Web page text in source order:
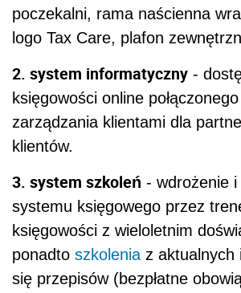
poczekalni, rama naścienna
logo Tax Care, plafon
2. system informatyczny -
księgowości online
zarządzania klientami dla
klientów.
3. system szkoleń - wdrożenie i
systemu księgowego przez
księgowości z wieloletnim
ponadto szkolenia z aktualnych
się przepisów (bezpłatne